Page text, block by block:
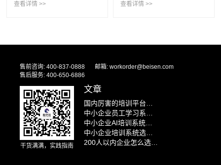
查看详情 >>
查看详情 >>
售前咨询: 400-837-0888
售后服务: 400-650-6886
邮箱: workorder@beisen.com
干货满满，实践指南
文章